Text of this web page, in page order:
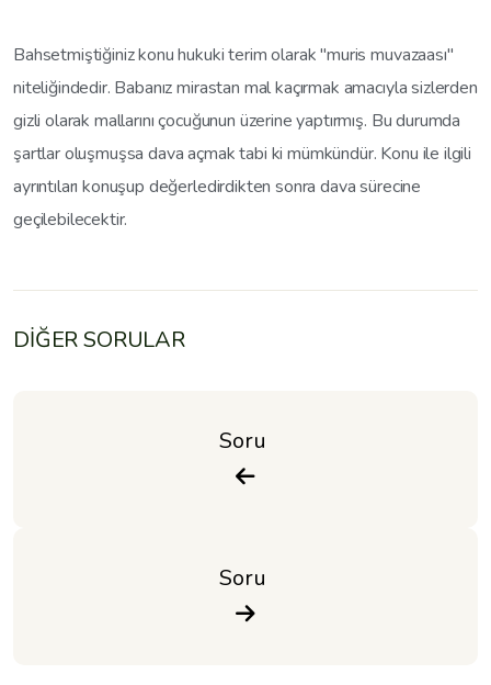
Bahsetmiştiğiniz konu hukuki terim olarak "muris muvazaası"
niteliğindedir. Babanız mirastan mal kaçırmak amacıyla sizlerden
gizli olarak mallarını çocuğunun üzerine yaptırmış. Bu durumda
şartlar oluşmuşsa dava açmak tabi ki mümkündür. Konu ile ilgili
ayrıntıları konuşup değerledirdikten sonra dava sürecine
geçilebilecektir.
DİĞER SORULAR
Soru
Soru